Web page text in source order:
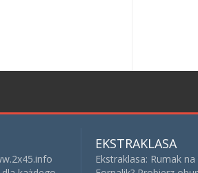
EKSTRAKLASA
Ekstraklasa: Rumak